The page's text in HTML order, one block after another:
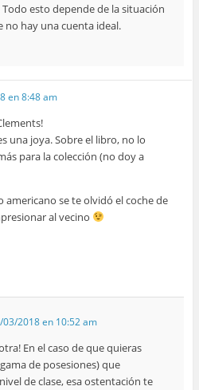
esto depende de la situación
no hay una cuenta ideal.
en 8:48 am
una joya. Sobre el libro, no lo
para la colección (no doy a
americano se te olvidó el coche de
al vecino
03/2018 en 10:52 am
En el caso de que quieras
de posesiones) que
de clase, esa ostentación te